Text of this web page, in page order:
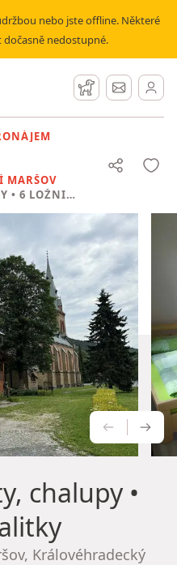
nebo jste offline. Některé
nedostupné.
Hlídací pes
Zprávy
MARŠOV
• 6 LOŽNIC BEZ REALITKY
chalupy•
Královéhradecký